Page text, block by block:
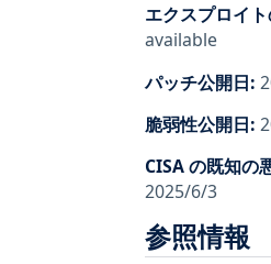
エクスプロイ
available
パッチ公開日:
脆弱性公開日:
CISA の既知の
2025/6/3
参照情報